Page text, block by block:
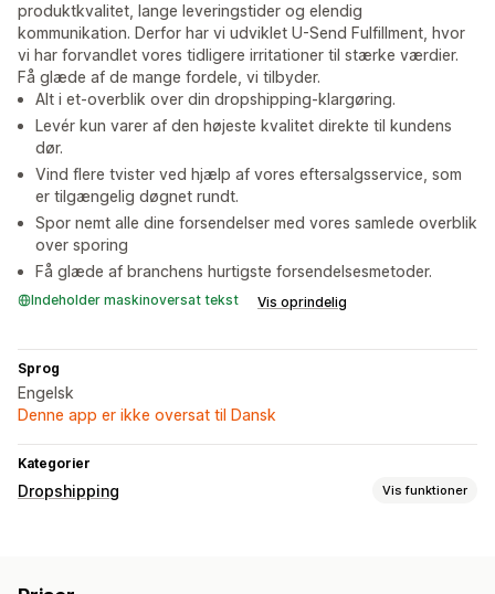
produktkvalitet, lange leveringstider og elendig
kommunikation. Derfor har vi udviklet U-Send Fulfillment, hvor
vi har forvandlet vores tidligere irritationer til stærke værdier.
Få glæde af de mange fordele, vi tilbyder.
Alt i et-overblik over din dropshipping-klargøring.
Levér kun varer af den højeste kvalitet direkte til kundens
dør.
Vind flere tvister ved hjælp af vores eftersalgsservice, som
er tilgængelig døgnet rundt.
Spor nemt alle dine forsendelser med vores samlede overblik
over sporing
Få glæde af branchens hurtigste forsendelsesmetoder.
Indeholder maskinoversat tekst Vis oprindelig
Sprog
Engelsk
Denne app er ikke oversat til Dansk
Kategorier
Dropshipping Vis funktioner